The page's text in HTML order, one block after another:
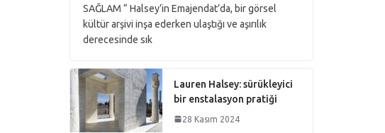
SAĞLAM “ Halsey’in Emajendat’da, bir görsel
kültür arşivi inşa ederken ulaştığı ve aşırılık
derecesinde sık
Lauren Halsey: sürükleyici
bir enstalasyon pratiği
28 Kasım 2024